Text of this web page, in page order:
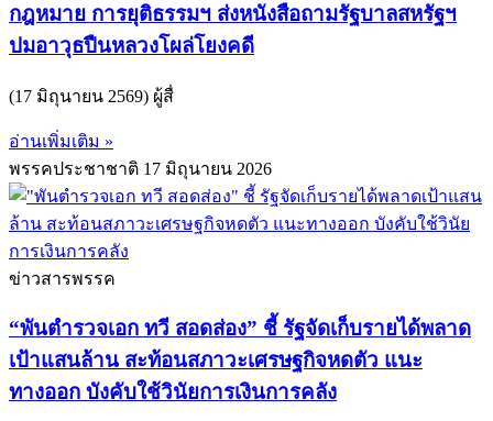
กฎหมาย การยุติธรรมฯ ส่งหนังสือถามรัฐบาลสหรัฐฯ
ปมอาวุธปืนหลวงโผล่โยงคดี
(17 มิถุนายน 2569) ผู้สื่
อ่านเพิ่มเติม »
พรรคประชาชาติ 17 มิถุนายน 2026
ข่าวสารพรรค
“พันตำรวจเอก ทวี สอดส่อง” ชี้ รัฐจัดเก็บรายได้พลาด
เป้าแสนล้าน สะท้อนสภาวะเศรษฐกิจหดตัว แนะ
ทางออก บังคับใช้วินัยการเงินการคลัง